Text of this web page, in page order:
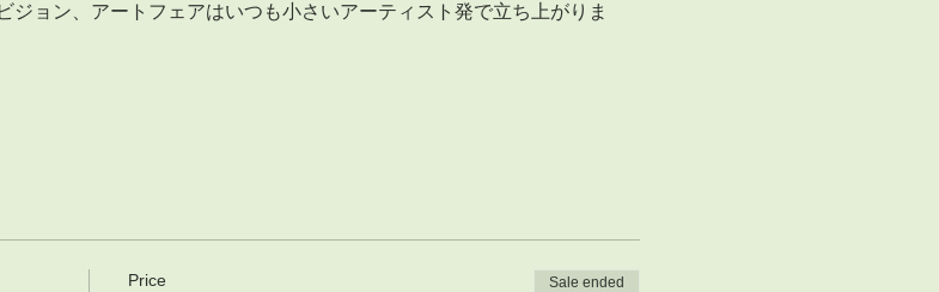
ジョン、アートフェアはいつも小さいアーティスト発で立ち上がりま
Price Sale ended